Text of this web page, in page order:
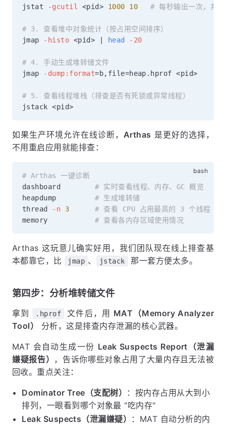
jstat
-gcutil <pid> 1000 10 # 每秒输出一次，共
# 3. 查看堆中对象统计（按占用空间排序）
jmap -histo <pid> head -20
# 4. 手动生成堆转储文件
jmap -dump:format=b,file=heap.hprof <pid>
# 5. 查看线程堆栈（排查是否有死锁或异常线程）
jstack <pid>
如果生产环境允许在线诊断， Arthas 是更好的选择，
不用重启应用就能排查：
# Arthas 一键诊断
dashboard # 实时查看线程、内存、GC 概览
heapdump # 生成堆转储
thread
-n 3
# 查看 CPU 占用最高的 3 个线程
memory # 查看各内存区域使用情况
Arthas 这玩意儿确实好用，我们团队现在线上排查基
本都靠它，比
jmap 、 jstack 那一套方便太多。
第四步：分析堆转储文件
拿到 .hprof 文件后，用 MAT（Memory Analyzer
Tool）
分析，这是排查内存泄漏的核心武器。
MAT 会自动生成一份 Leak Suspects Report（泄漏
嫌疑报告） ，告诉你哪些对象占用了大量内存且无法被
回收。重点关注：
Dominator Tree（支配树）
：按内存占用从大到小
排列，一眼看到哪个对象最 "吃内存"
Leak Suspects（泄漏嫌疑）
：MAT 自动分析的内